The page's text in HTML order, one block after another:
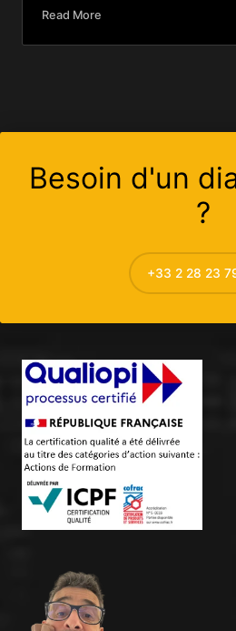
Read More
Besoin d'un
?
+33 2 28 23